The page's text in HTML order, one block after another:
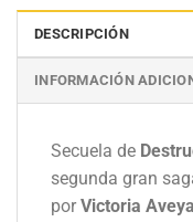
DESCRIPCIÓN
INFORMACIÓN
Secuela de
segunda gran
por Victoria